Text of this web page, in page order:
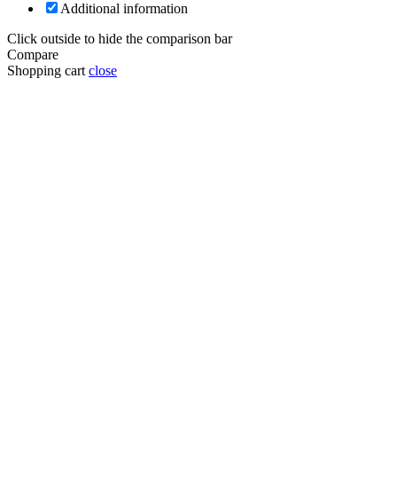
Additional information
Click outside to hide the comparison bar
Compare
Shopping cart close